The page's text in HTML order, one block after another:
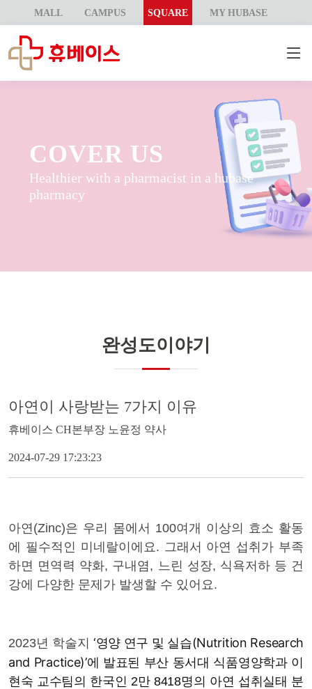
MALL CAMPUS SQUARE MY HUBASE
COVER US
Healthier with a pharmacist in a hubase
pharmacy
완성도이야기
아연이 사랑받는 7가지 이유
휴베이스 CH본부장 노윤정 약사
2024-07-29 17:23:23
아연(Zinc)은 우리 몸에서 100여개 이상의 효소 활동
에 필수적인 미네랄이에요. 그래서 아연 섭취가 부족
하면 면역력 약화, 구내염, 느린 성장, 식욕저하 등 건
강에 다양한 문제가 발생할 수 있어요.
2023년 학술지 ‘영양 연구 및 실습(Nutrition Research
and Practice)’에 발표된 부산 동서대 식품영양학과 이
현숙 교수팀의 한국인 2만 8418명의 아연 섭취실태 분